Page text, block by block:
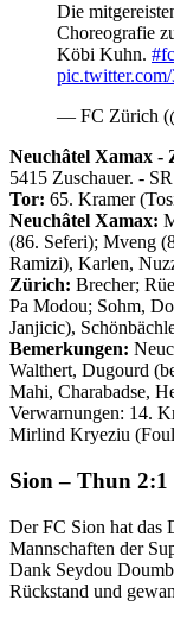
Die
Choreografie
Köbi Kuhn.
— FC Zürich
Neuchâtel Xamax -
5415 Zuschauer. -
Tor: 65. Kramer
Neuchâtel Xamax:
(86. Seferi); Mveng
Ramizi), Karlen,
Zürich: Brecher;
Pa Modou; Sohm,
Janjicic),
Bemerkungen:
Walthert, Dugourd
Mahi, Charabadse,
Verwarnungen: 14.
Mirlind Kryeziu
Sion – Thun 2:1
Der FC Sion hat das
Mannschaften der
Dank Seydou
Rückstand und